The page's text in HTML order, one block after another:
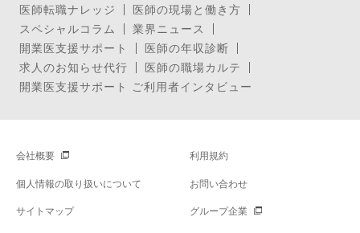
医師転職ナレッジ
医師の現場と働き方
スペシャルコラム
業界ニュース
開業医支援サポート
医師の年収診断
求人のお知らせ代行
医師の職場カルテ
開業医支援サポート ご利用者インタビュー
会社概要 利用規約
個人情報の取り扱いについて お問い合わせ
サイトマップ グループ企業